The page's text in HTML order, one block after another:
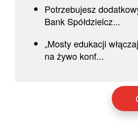
Potrzebujesz
Bank Spółdzielcz...
„Mosty edukacji
na żywo konf...